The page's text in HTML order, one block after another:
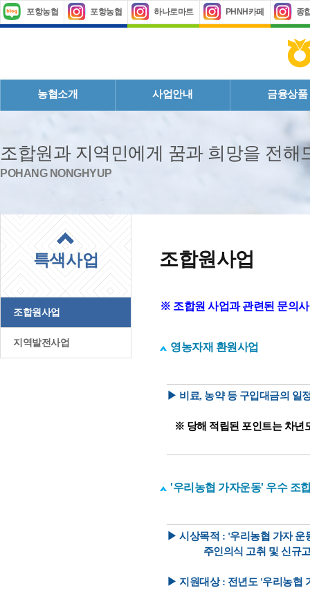
포항농협 포항농협 하나로마트 PHNH카페 종
농협소개 사업안내 금융상품
조합원과 지역민에게 꿈과 희망을 전해
POHANG NONGHYUP
특색사업
조합원사업
지역발전사업
조합원사업
※ 조합원 사업과 관련된 문의
영농자재 환원사업
▶ 비료, 농약 등 구입대금의 일
※ 당해 적립된 포인트는 차년
'우리농협 가자운동' 우수 조
▶ 시상목적 : '우리농협 가자 운
주인의식 고취 및 신규고객
▶ 지원대상 : 전년도 '우리농협